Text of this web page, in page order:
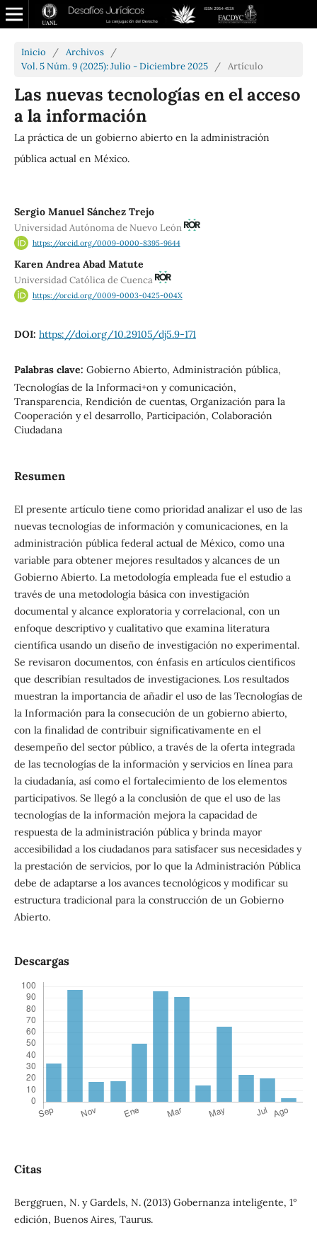
Inicio / Archivos
/
Vol. 5 Núm. 9 (2025): Julio - Diciembre 2025
/ Artículo
Las nuevas tecnologías en el acceso
a la información
La práctica de un gobierno abierto en la administración
pública actual en México.
Sergio Manuel Sánchez Trejo
Universidad Autónoma de Nuevo León
https://orcid.org/0009-0000-8395-9644
Karen Andrea Abad Matute
Universidad Católica de Cuenca
https://orcid.org/0009-0003-0425-004X
DOI: https://doi.org/10.29105/dj5.9-171
Palabras clave: Gobierno Abierto, Administración pública,
Tecnologías de la Informaci+on y comunicación,
Transparencia, Rendición de cuentas, Organización para la
Cooperación y el desarrollo, Participación, Colaboración
Ciudadana
Resumen
El presente artículo tiene como prioridad analizar el uso de las
nuevas tecnologías de información y comunicaciones, en la
administración pública federal actual de México, como una
variable para obtener mejores resultados y alcances de un
Gobierno Abierto. La metodología empleada fue el estudio a
través de una metodología básica con investigación
documental y alcance exploratoria y correlacional, con un
enfoque descriptivo y cualitativo que examina literatura
científica usando un diseño de investigación no experimental.
Se revisaron documentos, con énfasis en artículos científicos
que describían resultados de investigaciones. Los resultados
muestran la importancia de añadir el uso de las Tecnologías de
la Información para la consecución de un gobierno abierto,
con la finalidad de contribuir significativamente en el
desempeño del sector público, a través de la oferta integrada
de las tecnologías de la información y servicios en línea para
la ciudadanía, así como el fortalecimiento de los elementos
participativos. Se llegó a la conclusión de que el uso de las
tecnologías de la información mejora la capacidad de
respuesta de la administración pública y brinda mayor
accesibilidad a los ciudadanos para satisfacer sus necesidades y
la prestación de servicios, por lo que la Administración Pública
debe de adaptarse a los avances tecnológicos y modificar su
estructura tradicional para la construcción de un Gobierno
Abierto.
Descargas
Citas
Berggruen, N. y Gardels, N. (2013) Gobernanza inteligente, 1°
edición, Buenos Aires, Taurus.